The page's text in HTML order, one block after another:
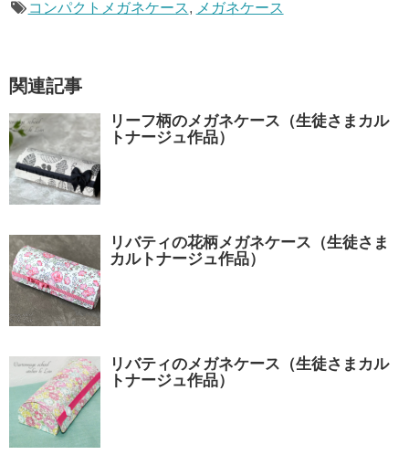
コンパクトメガネケース, メガネケース
関連記事
リーフ柄のメガネケース（生徒さまカル
トナージュ作品）
リバティの花柄メガネケース（生徒さま
カルトナージュ作品）
リバティのメガネケース（生徒さまカル
トナージュ作品）